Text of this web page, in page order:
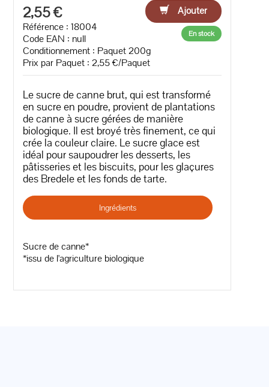
2,55 €
Ajouter
Référence : 18004
Code EAN : null
Conditionnement : Paquet 200g
Prix par Paquet : 2,55 €/Paquet
En stock
Le sucre de canne brut, qui est transformé
en sucre en poudre, provient de plantations
de canne à sucre gérées de manière
biologique. Il est broyé très finement, ce qui
crée la couleur claire. Le sucre glace est
idéal pour saupoudrer les desserts, les
pâtisseries et les biscuits, pour les glaçures
des Bredele et les fonds de tarte.
Ingrédients
Sucre de canne*
*issu de l'agriculture biologique